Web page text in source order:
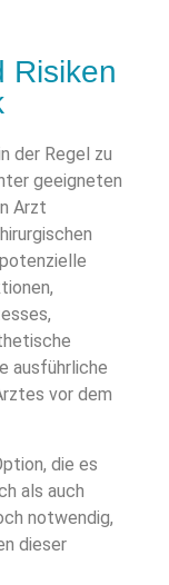
Risiken
der Regel zu
geeigneten
Arzt
ausführliche
vor dem
die es
als auch
notwendig,
dieser